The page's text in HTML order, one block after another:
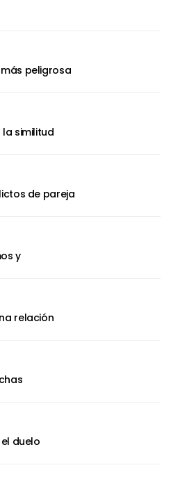
peligrosa
similitud
de pareja
y
relación
el duelo